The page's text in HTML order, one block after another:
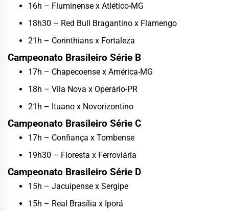
16h – Fluminense x Atlético-MG
18h30 – Red Bull Bragantino x Flamengo
21h – Corinthians x Fortaleza
Campeonato Brasileiro Série B
17h – Chapecoense x América-MG
18h – Vila Nova x Operário-PR
21h – Ituano x Novorizontino
Campeonato Brasileiro Série C
17h – Confiança x Tombense
19h30 – Floresta x Ferroviária
Campeonato Brasileiro Série D
15h – Jacuipense x Sergipe
15h – Real Brasília x Iporá